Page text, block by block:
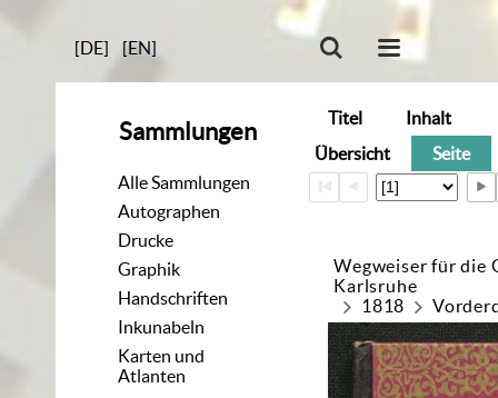
[DE] [EN]
Sammlungen
Alle Sammlungen
Autographen
Drucke
Graphik
Handschriften
Inkunabeln
Karten und
Atlanten
Titel
Inhalt
Übersicht
Seite
Wegweiser für die
Karlsruhe
1818